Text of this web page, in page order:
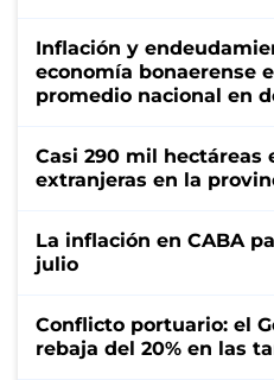
Inflación y
economía bonaerense
promedio nacional en
Casi 290 mil hectáreas
extranjeras en la
La inflación en CABA
julio
Conflicto portuario: el
rebaja del 20% en las